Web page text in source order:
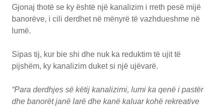
Gjonaj thotë se ky është një kanalizim i rreth pesë mijë
banorëve, i cili derdhet në mënyrë të vazhdueshme në
lumë.
Sipas tij, kur bie shi dhe nuk ka reduktim të ujit të
pijshëm, ky kanalizim duket si një ujëvarë.
“Para derdhjes së këtij kanalizimi, lumi ka qenë i pastër
dhe banorët janë larë dhe kanë kaluar kohë rekreative